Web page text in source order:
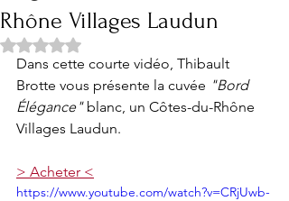
Rhône Villages Laudun
Noté NaN étoiles sur 5.
Dans cette courte vidéo, Thibault
Brotte vous présente la cuvée "Bord
Élégance" blanc, un Côtes-du-Rhône
Villages Laudun.
> Acheter <
https://www.youtube.com/watch?v=CRjUwb-